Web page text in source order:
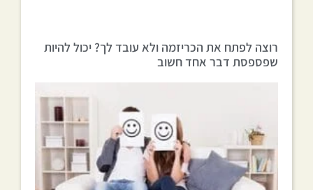
רוצה לפתח את הכריזמה ולא עובד לך? יכול להיות
שפספסת דבר אחד חשוב